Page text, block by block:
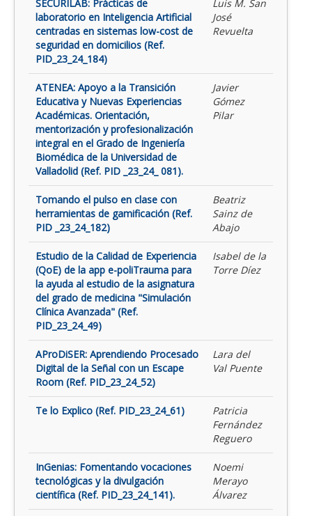
SECURILAB: Prácticas de
laboratorio en Inteligencia Artificial
centradas en sistemas low-cost de
seguridad en domicilios (Ref.
PID_23_24_184)
Luis M. San
José
Revuelta
ATENEA: Apoyo a la Transición
Educativa y Nuevas Experiencias
Académicas. Orientación,
mentorización y profesionalización
integral en el Grado de Ingeniería
Biomédica de la Universidad de
Valladolid (Ref. PID _23_24_ 081).
Javier
Gómez
Pilar
Tomando el pulso en clase con
herramientas de gamificación (Ref.
PID _23_24_182)
Beatriz
Sainz de
Abajo
Estudio de la Calidad de Experiencia
(QoE) de la app e-poliTrauma para
la ayuda al estudio de la asignatura
del grado de medicina "Simulación
Clínica Avanzada" (Ref.
PID_23_24_49)
Isabel de la
Torre Díez
AProDiSER: Aprendiendo Procesado
Digital de la Señal con un Escape
Room (Ref. PID_23_24_52)
Lara del
Val Puente
Te lo Explico (Ref. PID_23_24_61)
Patricia
Fernández
Reguero
InGenias: Fomentando vocaciones
tecnológicas y la divulgación
científica (Ref. PID_23_24_141).
Noemi
Merayo
Álvarez